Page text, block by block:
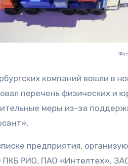
компаний вошли в
перечень физических и
меры из-за
предприятия,
ПКБ РИО, ПАО «Интелтех»,